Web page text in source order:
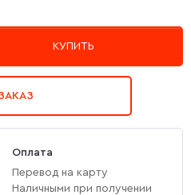
КУПИТЬ
Оплата
Перевод на карту
Наличными при получении